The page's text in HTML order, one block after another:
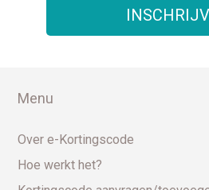
Menu
Over e-Kortingscode
Hoe werkt het?